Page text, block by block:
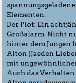
Elementen.
Der Plot: Ein
Großalarm. Nicht
hinter dem Jungen
Alton (Jaeden
mit
Auch das